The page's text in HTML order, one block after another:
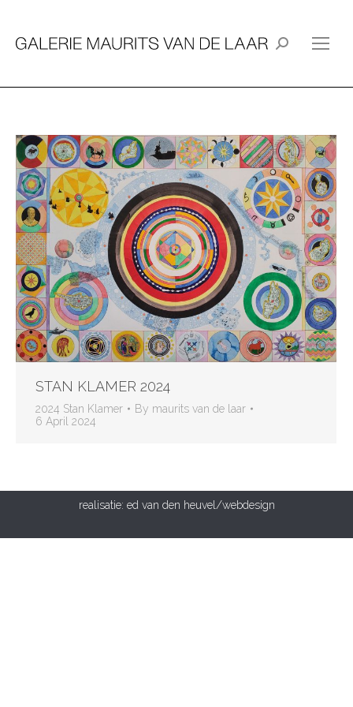
Search:
STAN KLAMER 2024
2024 Stan Klamer By maurits van de laar
6 April 2024
realisatie: ed van den heuvel/webdesign